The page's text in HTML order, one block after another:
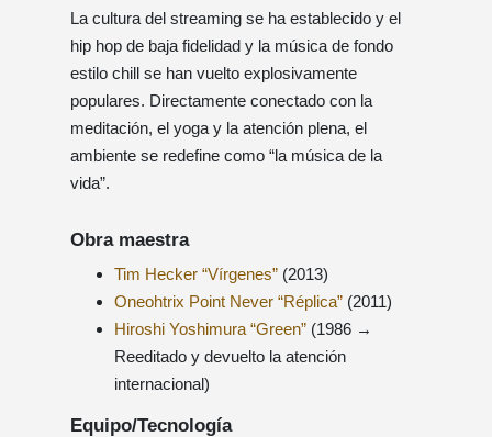
La cultura del streaming se ha establecido y el
hip hop de baja fidelidad y la música de fondo
estilo chill se han vuelto explosivamente
populares. Directamente conectado con la
meditación, el yoga y la atención plena, el
ambiente se redefine como “la música de la
vida”.
Obra maestra
Tim Hecker “Vírgenes” (2013)
Oneohtrix Point Never “Réplica” (2011)
Hiroshi Yoshimura “Green” (1986 →
Reeditado y devuelto la atención
internacional)
Equipo/Tecnología